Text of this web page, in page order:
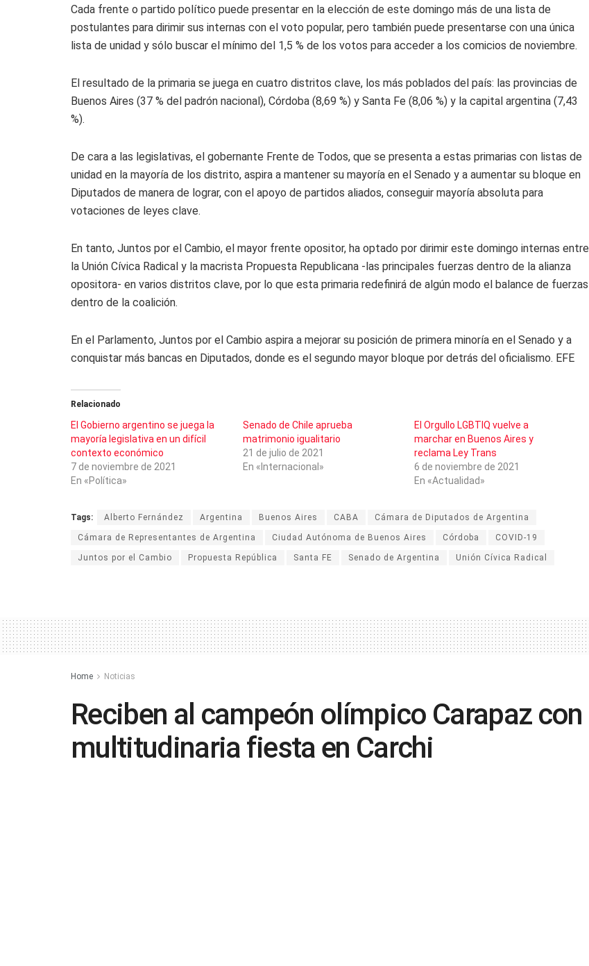
Cada frente o partido político puede presentar en la elección de este domingo más de una lista de
postulantes para dirimir sus internas con el voto popular, pero también puede presentarse con una única
lista de unidad y sólo buscar el mínimo del 1,5 % de los votos para acceder a los comicios de noviembre.
El resultado de la primaria se juega en cuatro distritos clave, los más poblados del país: las provincias de
Buenos Aires (37 % del padrón nacional), Córdoba (8,69 %) y Santa Fe (8,06 %) y la capital argentina (7,43
%).
De cara a las legislativas, el gobernante Frente de Todos, que se presenta a estas primarias con listas de
unidad en la mayoría de los distrito, aspira a mantener su mayoría en el Senado y a aumentar su bloque en
Diputados de manera de lograr, con el apoyo de partidos aliados, conseguir mayoría absoluta para
votaciones de leyes clave.
En tanto, Juntos por el Cambio, el mayor frente opositor, ha optado por dirimir este domingo internas entre
la Unión Cívica Radical y la macrista Propuesta Republicana -las principales fuerzas dentro de la alianza
opositora- en varios distritos clave, por lo que esta primaria redefinirá de algún modo el balance de fuerzas
dentro de la coalición.
En el Parlamento, Juntos por el Cambio aspira a mejorar su posición de primera minoría en el Senado y a
conquistar más bancas en Diputados, donde es el segundo mayor bloque por detrás del oficialismo. EFE
Relacionado
El Gobierno argentino se juega la
mayoría legislativa en un difícil
contexto económico
7 de noviembre de 2021
En «Política»
Senado de Chile aprueba
matrimonio igualitario
21 de julio de 2021
En «Internacional»
El Orgullo LGBTIQ vuelve a
marchar en Buenos Aires y
reclama Ley Trans
6 de noviembre de 2021
En «Actualidad»
Tags: Alberto Fernández Argentina Buenos Aires CABA Cámara de Diputados de Argentina
Cámara de Representantes de Argentina Ciudad Autónoma de Buenos Aires Córdoba COVID-19
Juntos por el Cambio Propuesta República Santa FE Senado de Argentina Unión Cívica Radical
Home Noticias
Reciben al campeón olímpico Carapaz con
multitudinaria fiesta en Carchi